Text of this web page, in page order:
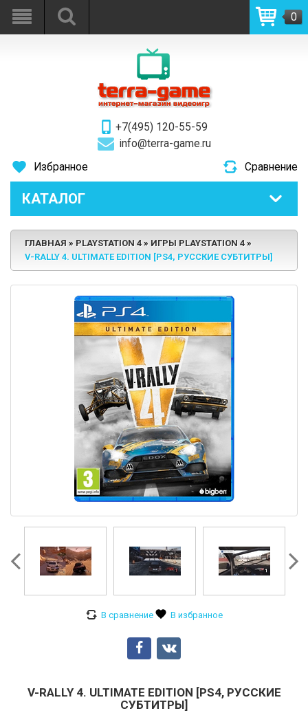
+7(495) 120-55-59
info@terra-game.ru
0
Избранное Сравнение
КАТАЛОГ
ГЛАВНАЯ PLAYSTATION 4
ИГРЫ PLAYSTATION 4
V-RALLY 4. ULTIMATE EDITION [PS4, РУССКИЕ СУБТИТРЫ]
V-RALLY 4. ULTIMATE EDITION [PS4, РУССКИЕ
СУБТИТРЫ]